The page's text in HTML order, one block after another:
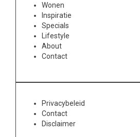
Wonen
Inspiratie
Specials
Lifestyle
About
Contact
Privacybeleid
Contact
Disclaimer